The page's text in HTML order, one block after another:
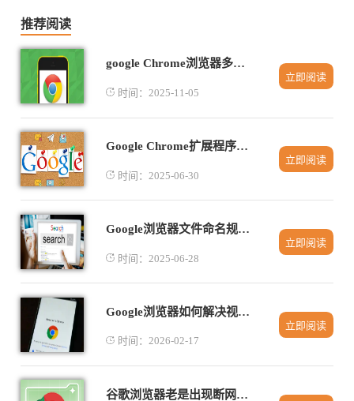
推荐阅读
google Chrome浏览器多账户管理技巧
时间：2025-11-05
立即阅读
Google Chrome扩展程序性能怎么样
时间：2025-06-30
立即阅读
Google浏览器文件命名规范讲解
时间：2025-06-28
立即阅读
Google浏览器如何解决视频加载失败
时间：2026-02-17
立即阅读
谷歌浏览器老是出现断网问题怎么办